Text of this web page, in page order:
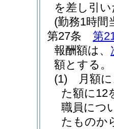
を差し引
(勤務1時間
第27条
第
報酬額は、
額とする。
(1)
月額
た額に12
職員につ
たものか